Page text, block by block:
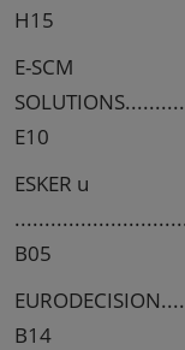
H15
E-SCM
E10
ESKER u
B05
B14